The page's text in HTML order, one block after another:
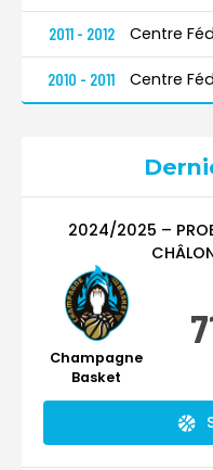
2011 - 2012 Centre
2010 - 2011 Centre
2024/2025 –
Champagne
Basket